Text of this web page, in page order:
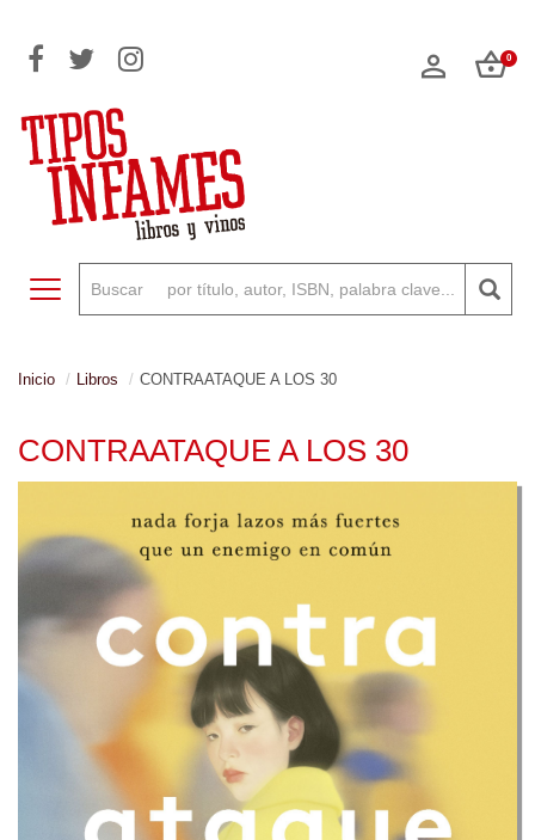
0
Toggle navigation
Inicio Libros CONTRAATAQUE A LOS 30
CONTRAATAQUE A LOS 30